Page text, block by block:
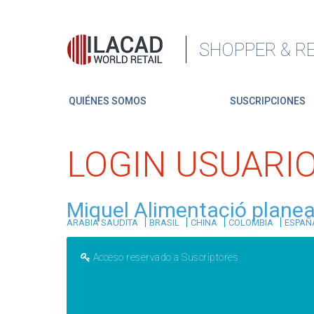
SHOPPER &
QUIÉNES SOMOS SUSCRIPCIONES
LOGIN
Miquel Alimentació
ARABIA SAUDITA | BRASIL |CHINA |COLOMBIA |
Acceso reservado a Suscriptores